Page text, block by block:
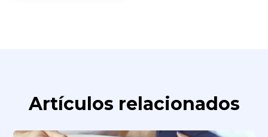
Artículos relacionados